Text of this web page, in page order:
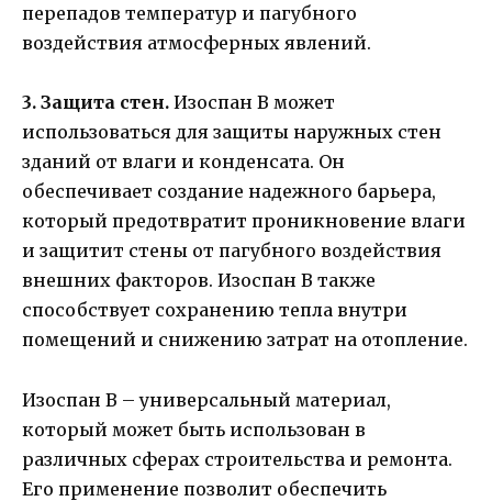
перепадов температур и пагубного
воздействия атмосферных явлений.
3. Защита стен. Изоспан B может
использоваться для защиты наружных стен
зданий от влаги и конденсата. Он
обеспечивает создание надежного барьера,
который предотвратит проникновение влаги
и защитит стены от пагубного воздействия
внешних факторов. Изоспан B также
способствует сохранению тепла внутри
помещений и снижению затрат на отопление.
Изоспан B – универсальный материал,
который может быть использован в
различных сферах строительства и ремонта.
Его применение позволит обеспечить